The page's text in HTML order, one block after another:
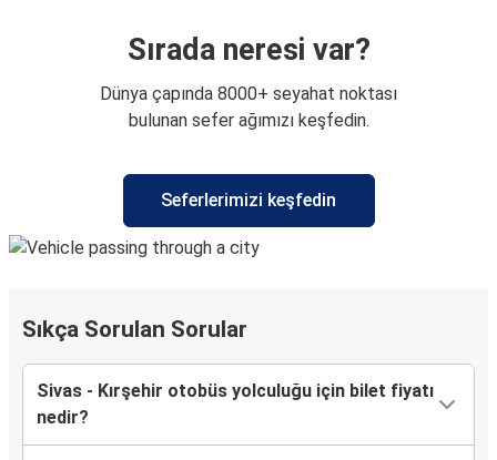
Sırada neresi var?
Dünya çapında 8000+ seyahat noktası
bulunan sefer ağımızı keşfedin.
Seferlerimizi keşfedin
Sıkça Sorulan Sorular
Sivas - Kırşehir otobüs yolculuğu için bilet fiyatı
nedir?